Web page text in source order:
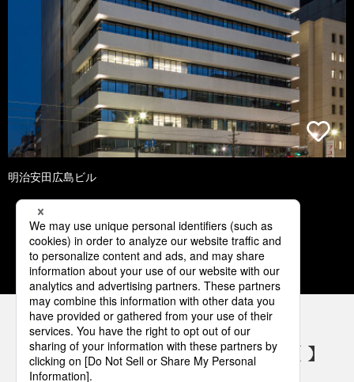
明治安田広島ビル
1 2 3 4 5
パナソニックの電気設備 SNSアカウント